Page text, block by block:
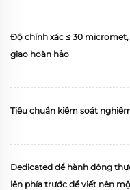
Độ chính xác ≤ 30
giao hoàn hảo
Tiêu chuẩn kiểm soát
Dedicated để hành động
lên phía trước để viết nên